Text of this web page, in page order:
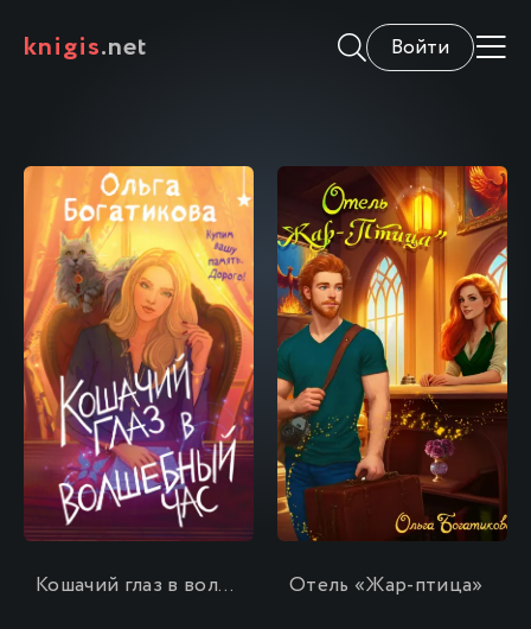
knigis.net Войти
\
Кошачий глаз в волшебный час
\
Отель «Жар-птица»